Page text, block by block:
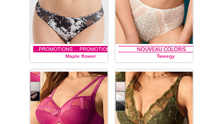
Maple flower
LOUISA BRACQ
Tweegy
LOUISA BRACQ